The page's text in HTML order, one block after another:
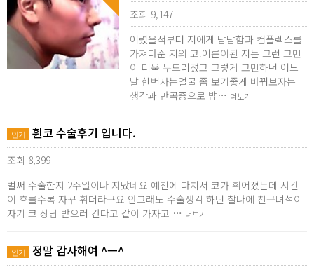
조회 9,147
어렸을적부터 저에게 답답함과 컴플렉스를
가져다준 저의 코.어른이된 저는 그런 고민
이 더욱 두드러졌고 그렇게 고민하던 어느
날 한번사는얼굴 좀 보기좋게 바꿔보자는
생각과 만곡증으로 밤… 더보기
인기 휜코 수술후기 입니다.
조회 8,399
벌써 수술한지 2주일이나 지났네요 예전에 다쳐서 코가 휘어졌는데 시간
이 흐를수록 자꾸 휘더라구요 안그래도 수술생각 하던 찰나에 친구녀석이
자기 코 상담 받으러 간다고 같이 가자고 … 더보기
인기 정말 감사해여 ^ㅡ^